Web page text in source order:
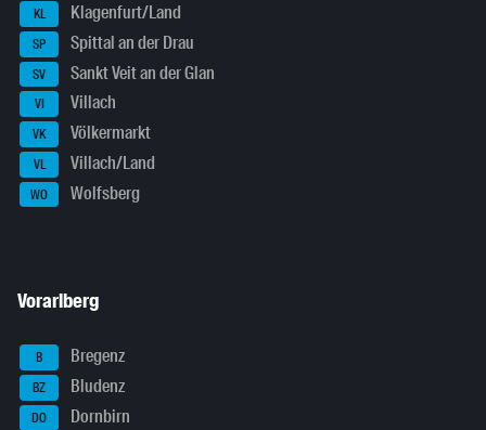
KL Klagenfurt/Land
SP Spittal an der Drau
SV Sankt Veit an der Glan
VI Villach
VK Völkermarkt
VL Villach/Land
WO Wolfsberg
Vorarlberg
B Bregenz
BZ Bludenz
DO Dornbirn